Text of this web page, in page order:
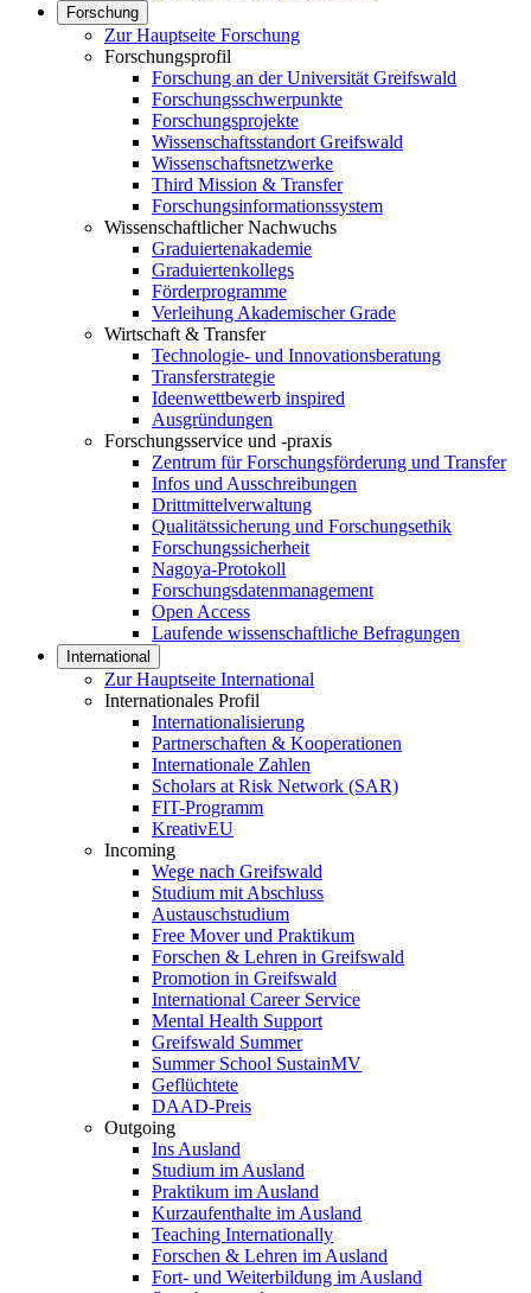
Forschung
Zur Hauptseite Forschung
Forschungsprofil
Forschung an der Universität Greifswald
Forschungsschwerpunkte
Forschungsprojekte
Wissenschaftsstandort Greifswald
Wissenschaftsnetzwerke
Third Mission & Transfer
Forschungsinformationssystem
Wissenschaftlicher Nachwuchs
Graduiertenakademie
Graduiertenkollegs
Förderprogramme
Verleihung Akademischer Grade
Wirtschaft & Transfer
Technologie- und Innovationsberatung
Transferstrategie
Ideenwettbewerb inspired
Ausgründungen
Forschungsservice und -praxis
Zentrum für Forschungsförderung und Transfer
Infos und Ausschreibungen
Drittmittelverwaltung
Qualitätssicherung und Forschungsethik
Forschungssicherheit
Nagoya-Protokoll
Forschungsdatenmanagement
Open Access
Laufende wissenschaftliche Befragungen
International
Zur Hauptseite International
Internationales Profil
Internationalisierung
Partnerschaften & Kooperationen
Internationale Zahlen
Scholars at Risk Network (SAR)
FIT-Programm
KreativEU
Incoming
Wege nach Greifswald
Studium mit Abschluss
Austauschstudium
Free Mover und Praktikum
Forschen & Lehren in Greifswald
Promotion in Greifswald
International Career Service
Mental Health Support
Greifswald Summer
Summer School SustainMV
Geflüchtete
DAAD-Preis
Outgoing
Ins Ausland
Studium im Ausland
Praktikum im Ausland
Kurzaufenthalte im Ausland
Teaching Internationally
Forschen & Lehren im Ausland
Fort- und Weiterbildung im Ausland